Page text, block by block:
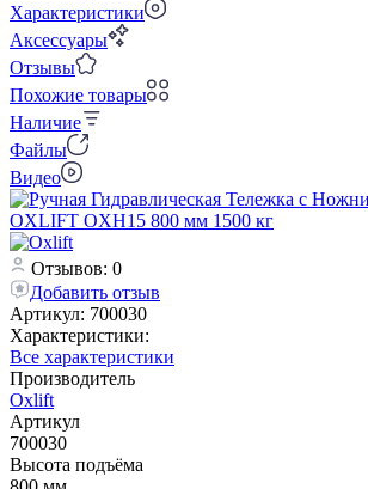
Характеристики
Аксессуары
Отзывы
Похожие товары
Наличие
Файлы
Видео
Отзывов: 0
Добавить отзыв
Артикул: 700030
Характеристики:
Все характеристики
Производитель
Oxlift
Артикул
700030
Высота подъёма